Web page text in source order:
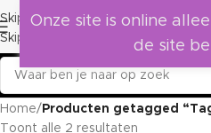
Skip to navigation
Skip to main content
Home/ Producten getagged
Toont alle 2 resultaten
Onze site is online
de site